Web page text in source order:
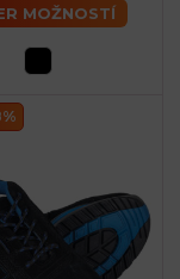
MOŽNOSTÍ